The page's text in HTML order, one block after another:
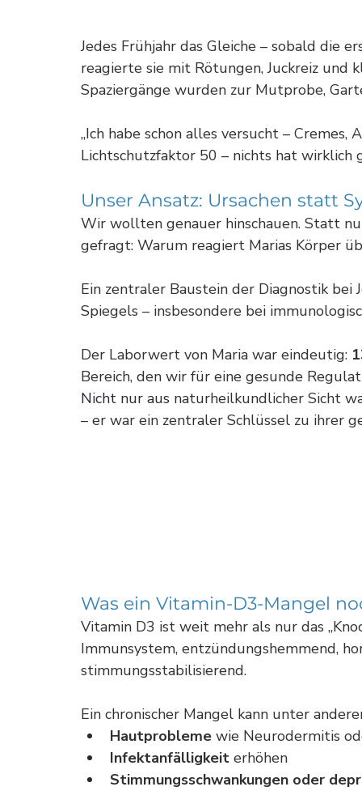
Jedes Frühjahr das Gleiche – sobald die
reagierte sie mit Rötungen, Juckreiz und
Spaziergänge wurden zur Mutprobe,
„Ich habe schon alles versucht –
Lichtschutzfaktor 50 – nichts hat wirklich
Unser Ansatz: Ursachen statt
Wir wollten genauer hinschauen. Statt
gefragt: Warum reagiert Marias Körper
Ein zentraler Baustein der Diagnostik
Spiegels – insbesondere bei
Der Laborwert von Maria war eindeutig:
Bereich, den wir für eine gesunde
Nicht nur aus naturheilkundlicher Sicht
– er war ein zentraler Schlüssel zu ihrer
Was ein Vitamin-D3-Mangel
Vitamin D3 ist weit mehr als nur das
Immunsystem, entzündungshemmend,
stimmungsstabilisierend.
Ein chronischer Mangel kann unter
Hautprobleme wie Neurodermitis
Infektanfälligkeit erhöhen
Stimmungsschwankungen oder